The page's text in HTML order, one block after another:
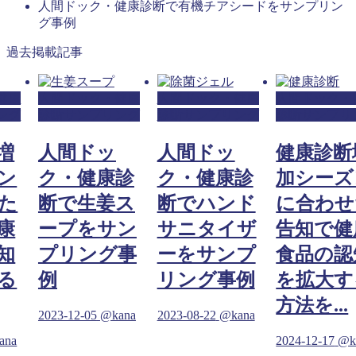
人間ドック・健康診断で有機チアシードをサンプリン
グ事例
過去掲載記事
人間ドッ
ク・健康診
断で生姜ス
ープをサン
プリング事
例
2023-12-05 @kana
人間ドッ
ク・健康診
断でハンド
サニタイザ
ーをサンプ
リング事例
2023-08-22 @kana
健康診
加シー
に合わ
告知で
食品の
を拡大
方法を...
2024-12-17